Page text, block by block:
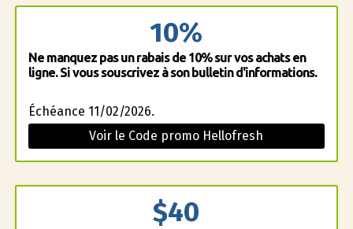
10%
Ne manquez pas un rabais de 10% sur vos achats en
ligne. Si vous souscrivez à son bulletin d'informations.
Échéance 11/02/2026.
Voir le Code promo Hellofresh
$40